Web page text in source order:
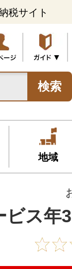
税サイト
検索
地域
ビス年